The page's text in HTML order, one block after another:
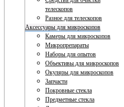
телескопов
Разное для телескопов
Аксессуары для микроскопов
Камеры для микроскопов
Микропрепараты
Наборы для опытов
Объективы для микроскопов
Окуляры для микроскопов
Запчасти
Покровные стекла
Предметные стекла